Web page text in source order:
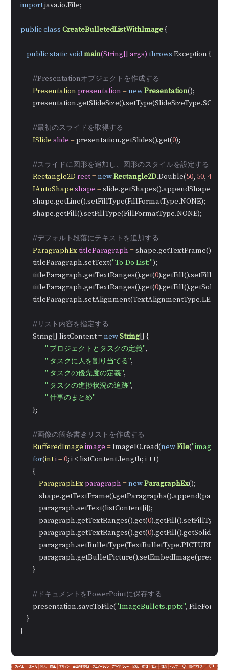
import java.io.File;
publicclass CreateBulletedListWithImage {
publicstaticvoidmain(String[] args) throws Exception {
//Presentationオブジェクトを作成する
Presentation presentation =newPresentation();
//最初のスライドを取得する
ISlide slide = presentation.getSlides().get(0);
//スライドに図形を追加し、図形のスタイルを設定する
Rectangle2D rect=newRectangle2D.Double(50, 50, 400
IAutoShape shape =
        shape.getLine().setFillType(FillFormatType.NONE);
        shape.getFill().setFillType(FillFormatType.NONE);
//デフォルト段落にテキストを追加する
ParagraphExtitleParagraph =
        titleParagraph.setText(
"To-Do List:");
        titleParagraph.getTextRanges().get(
0
        titleParagraph.getTextRanges().get(
0
        titleParagraph.setAlignment(TextAlignmentType.LEFT);
//リスト内容を指定する
        String[] listContent =
newString[] {
" プロジェクトとタスクの定義",
" タスクに人を割り当てる",
" タスクの優先度の定義",
" タスクの進捗状況の追跡",
" 仕事のまとめ"
        };
//画像の箇条書きリストを作成する
BufferedImage image = ImageIO.read(newFile(
for(inti=0; i < listContent.length; i ++)
        {
ParagraphExparagraph =newParagraphEx();
            paragraph.setText(listContent[i]);
            paragraph.getTextRanges().get(
0
            paragraph.getTextRanges().get(
0
            paragraph.setBulletType(TextBulletType.PICTURE);
        }
//ドキュメントをPowerPointに保存する
        presentation.saveToFile(
"ImageBullets.pptx",
    }
}